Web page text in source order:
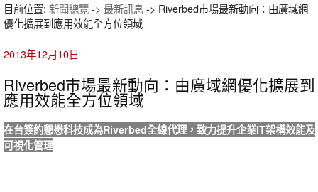
目前位置: 新聞總覽-> 最新訊息 -> Riverbed市場最新動向：由廣域網
優化擴展到應用效能全方位領域
2013年12月10日
Riverbed市場最新動向：由廣域網優化擴展到
應用效能全方位領域
在台簽約懇懋科技成為Riverbed全線代理，致力提升企業IT架構效能及
可視化管理